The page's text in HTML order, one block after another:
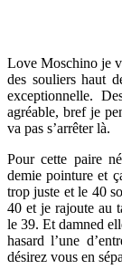
Love Moschino je
des souliers haut
exceptionnelle.
agréable, bref je
va pas s’arrêter là.
Pour cette paire
demie pointure et
trop juste et le 40
40 et je rajoute au
le 39. Et damned
hasard l’une
désirez vous en